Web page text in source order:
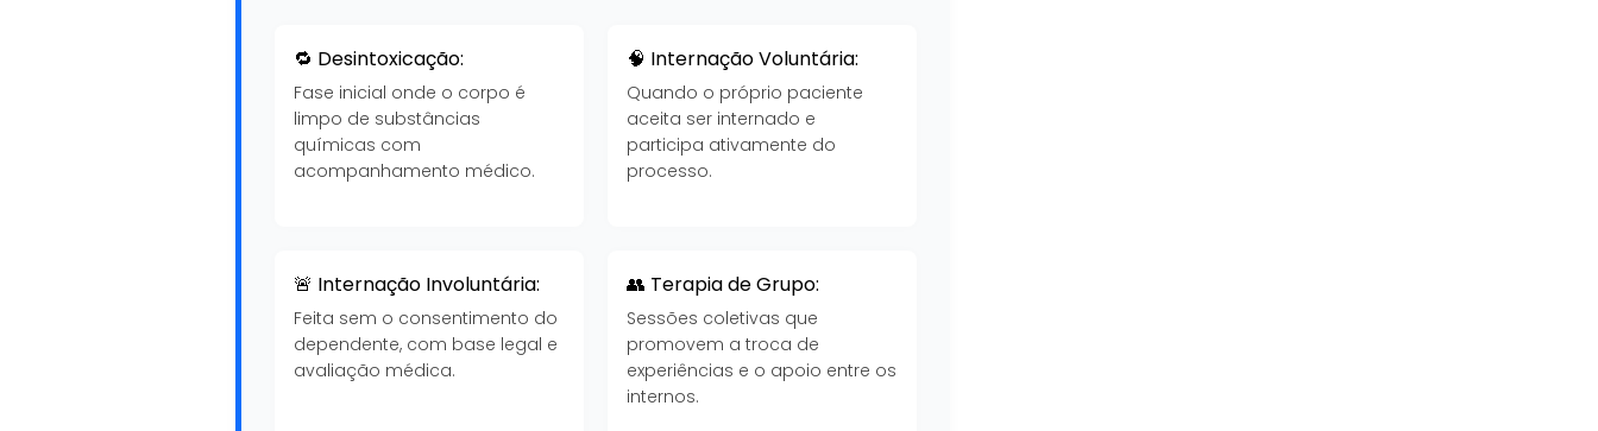
🔁 Desintoxicação:
Fase inicial onde o corpo é
limpo de substâncias
químicas com
acompanhamento médico.
🧠 Internação Voluntária:
Quando o próprio paciente
aceita ser internado e
participa ativamente do
processo.
🚨 Internação Involuntária:
Feita sem o consentimento do
dependente, com base legal e
avaliação médica.
👥 Terapia de Grupo:
Sessões coletivas que
promovem a troca de
experiências e o apoio entre os
internos.